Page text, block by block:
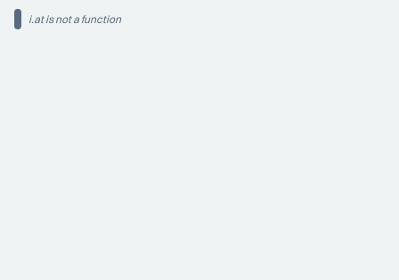
i.at is not a function